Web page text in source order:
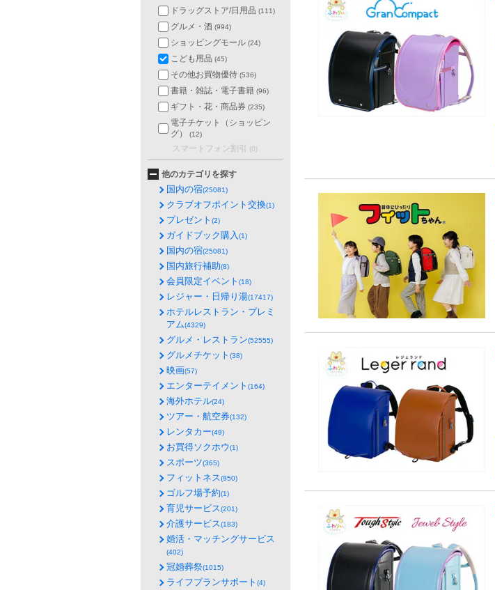
ドラッグストア/日用品 (111)
グルメ・酒 (994)
ショッピングモール (24)
こども用品 (45)
その他お買物優待 (536)
書籍・雑誌・電子書籍 (96)
ギフト・花・商品券 (235)
電子チケット（ショッピン
グ）
(12)
スマートフォン割引 (0)
他のカテゴリを探す
国内の宿(25081)
クラブオフポイント交換(1)
プレゼント (2)
ガイドブック購入 (1)
国内の宿(25081)
国内旅行補助(8)
会員限定イベント (18)
レジャー・日帰り湯(17417)
ホテルレストラン・プレミ
アム(4329)
グルメ・レストラン(52555)
グルメチケット (38)
映画(57)
エンターテイメント (164)
海外ホテル(24)
ツアー・航空券(132)
レンタカー(49)
お買得ソクホウ(1)
スポーツ(365)
フィットネス(950)
ゴルフ場予約(1)
育児サービス(201)
介護サービス(183)
婚活・マッチングサービス
(402)
冠婚葬祭(1015)
ライフプランサポート (4)